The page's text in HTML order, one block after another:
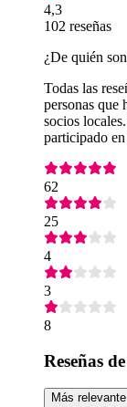
4,3
102 reseñas
¿De quién
Todas las
personas que
socios
participado
62
25
4
3
8
Reseñas
Más relevante